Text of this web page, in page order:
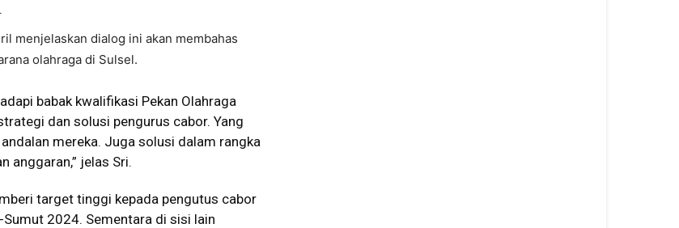
menjelaskan dialog ini akan membahas
olahraga di Sulsel.
babak kwalifikasi Pekan Olahraga
dan solusi pengurus cabor. Yang
mereka. Juga solusi dalam rangka
anggaran,” jelas Sri.
target tinggi kepada pengutus cabor
2024. Sementara di sisi lain